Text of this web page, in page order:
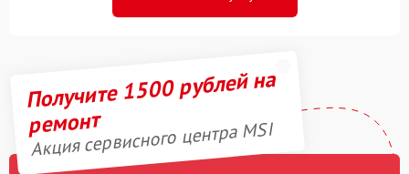
Получите 1500 рублей на
ремонт
Акция сервисного центра MSI